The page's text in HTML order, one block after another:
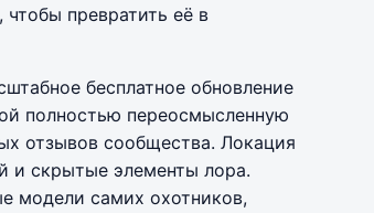
превратить её в
бесплатное обновление
полностью переосмысленную
отзывов сообщества. Локация
и скрытые элементы лора.
модели самих охотников,